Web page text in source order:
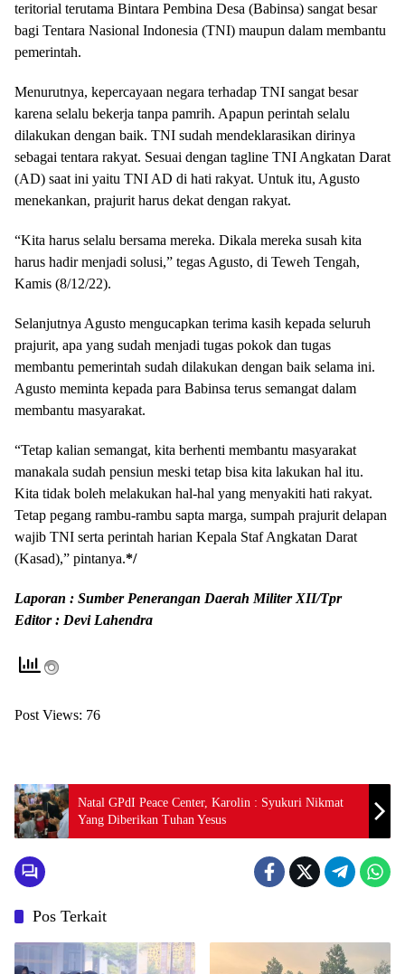
teritorial terutama Bintara Pembina Desa (Babinsa) sangat besar
bagi Tentara Nasional Indonesia (TNI) maupun dalam membantu
pemerintah.
Menurutnya, kepercayaan negara terhadap TNI sangat besar
karena selalu bekerja tanpa pamrih. Apapun perintah selalu
dilakukan dengan baik. TNI sudah mendeklarasikan dirinya
sebagai tentara rakyat. Sesuai dengan tagline TNI Angkatan Darat
(AD) saat ini yaitu TNI AD di hati rakyat. Untuk itu, Agusto
menekankan, prajurit harus dekat dengan rakyat.
“Kita harus selalu bersama mereka. Dikala mereka susah kita
harus hadir menjadi solusi,” tegas Agusto, di Teweh Tengah,
Kamis (8/12/22).
Selanjutnya Agusto mengucapkan terima kasih kepada seluruh
prajurit, apa yang sudah menjadi tugas pokok dan tugas
membantu pemerintah sudah dilakukan dengan baik selama ini.
Agusto meminta kepada para Babinsa terus semangat dalam
membantu masyarakat.
“Tetap kalian semangat, kita berhenti membantu masyarakat
manakala sudah pensiun meski tetap bisa kita lakukan hal itu.
Kita tidak boleh melakukan hal-hal yang menyakiti hati rakyat.
Tetap pegang rambu-rambu sapta marga, sumpah prajurit delapan
wajib TNI serta perintah harian Kepala Staf Angkatan Darat
(Kasad),” pintanya.*/
Laporan : Sumber Penerangan Daerah Militer XII/Tpr
Editor : Devi Lahendra
Post Views: 76
Natal GPdI Peace Center, Karolin : Syukuri Nikmat
Yang Diberikan Tuhan Yesus
Pos Terkait